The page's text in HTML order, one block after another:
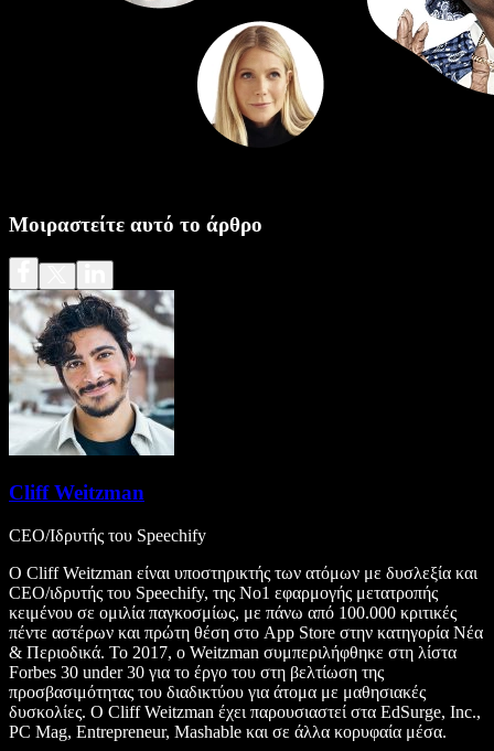
Μοιραστείτε αυτό το άρθρο
Cliff Weitzman
CEO/Ιδρυτής του Speechify
Ο Cliff Weitzman είναι υποστηρικτής των ατόμων με δυσλεξία και
CEO/ιδρυτής του Speechify, της Νο1 εφαρμογής μετατροπής
κειμένου σε ομιλία παγκοσμίως, με πάνω από 100.000 κριτικές
πέντε αστέρων και πρώτη θέση στο App Store στην κατηγορία Νέα
& Περιοδικά. Το 2017, ο Weitzman συμπεριλήφθηκε στη λίστα
Forbes 30 under 30 για το έργο του στη βελτίωση της
προσβασιμότητας του διαδικτύου για άτομα με μαθησιακές
δυσκολίες. Ο Cliff Weitzman έχει παρουσιαστεί στα EdSurge, Inc.,
PC Mag, Entrepreneur, Mashable και σε άλλα κορυφαία μέσα.